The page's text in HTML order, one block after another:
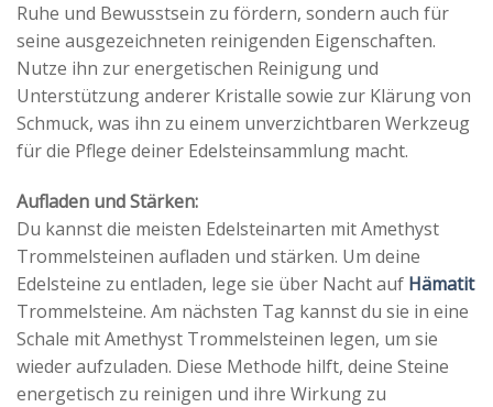
Ruhe und Bewusstsein zu fördern, sondern auch für
seine ausgezeichneten reinigenden Eigenschaften.
Nutze ihn zur energetischen Reinigung und
Unterstützung anderer Kristalle sowie zur Klärung von
Schmuck, was ihn zu einem unverzichtbaren Werkzeug
für die Pflege deiner Edelsteinsammlung macht.
Aufladen und Stärken:
Du kannst die meisten Edelsteinarten mit Amethyst
Trommelsteinen aufladen und stärken. Um deine
Edelsteine zu entladen, lege sie über Nacht auf Hämatit
Trommelsteine. Am nächsten Tag kannst du sie in eine
Schale mit Amethyst Trommelsteinen legen, um sie
wieder aufzuladen. Diese Methode hilft, deine Steine
energetisch zu reinigen und ihre Wirkung zu